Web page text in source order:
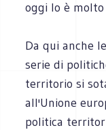
oggi lo è molto
Da qui anche
serie di
territorio si
all'Unione
politica